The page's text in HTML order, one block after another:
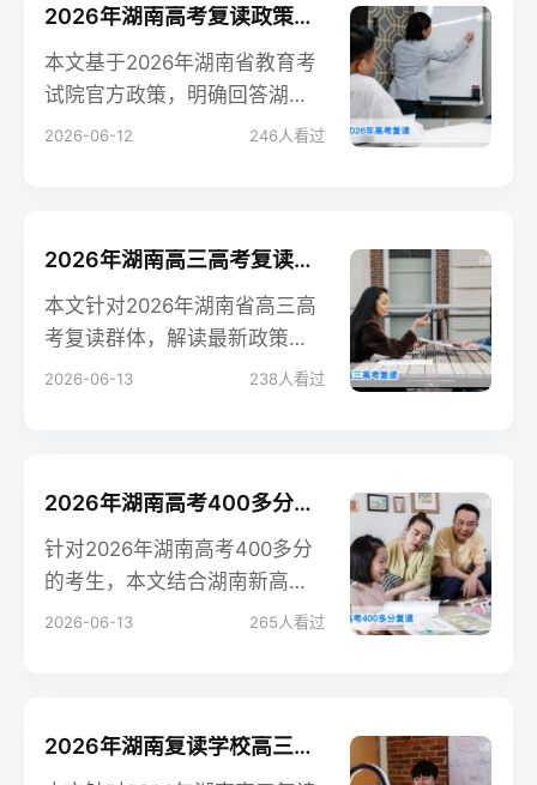
读生提供权威落地指导。
2026年湖南高考复读政策解读：明确可复读及合规路径指南
本文基于2026年湖南省教育考
试院官方政策，明确回答湖南
高考考生可复读，并详细解读
2026-06-12 246人看过
2026年湖南高三高考复读全指南：政策解读、择校规划与提分策略
本文针对2026年湖南省高三高
考复读群体，解读最新政策要
求，拆解复读择校、学籍办理
导。
2026-06-13 238人看过
2026年湖南高考400多分复读规划指南：提分路径与择校策略
针对2026年湖南高考400多分
的考生，本文结合湖南新高考
政策，提供明确的复读提分路
2026-06-13 265人看过
2026年湖南复读学校高三阶段全指南 择校规划与提分策略